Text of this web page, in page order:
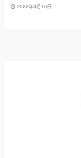
2022年3月16日